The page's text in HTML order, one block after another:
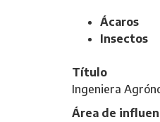
Ácaros
Insectos
Título
Ingeniera
Área de